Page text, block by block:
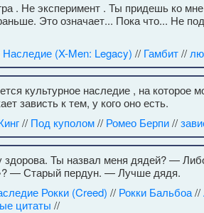
. Не эксперимент . Ты придешь ко
Это означает... Пока что... Не
(X-Men: Legacy) // Гамбит//
культурное наследие , на которое
зависть к тем, у кого оно есть.
// Под куполом// Ромео Берпи//
Ты назвал меня дядей? —
— Старый пердун. — Лучше дядя.
Рокки (Creed) // Рокки Бальбоа//
цитаты //